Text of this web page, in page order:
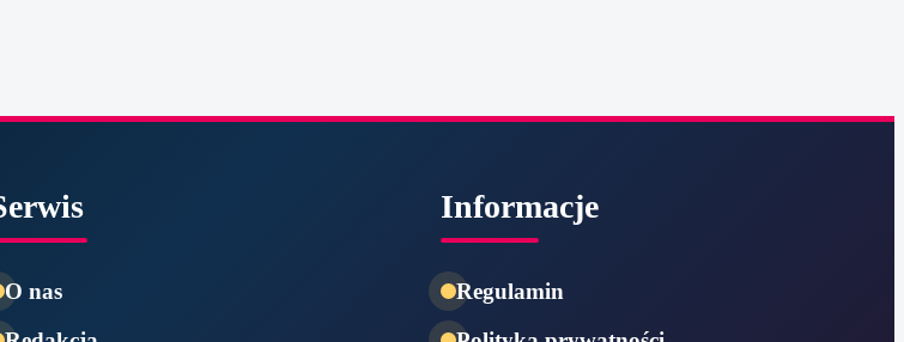
O nas
Informacje
Regulamin